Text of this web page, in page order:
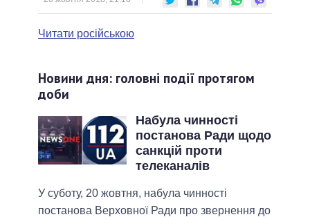
Читати російською
Новини дня: головні події протягом
доби
Набула чинності
постанова Ради щодо
санкцій проти
телеканалів
У суботу, 20 жовтня, набула чинності
постанова Верховної Ради про звернення до